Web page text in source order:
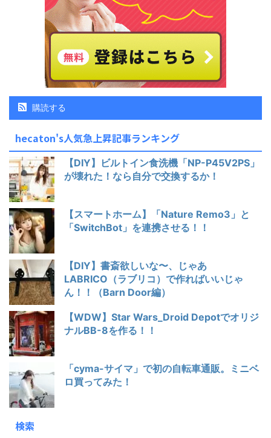
購読する
hecaton's人気急上昇記事ランキング
【DIY】ビルトイン食洗機「NP-P45V2PS」
が壊れた！なら自分で交換するか！
【スマートホーム】「Nature Remo3」と
「SwitchBot」を連携させる！！
【DIY】書斎欲しいな〜、じゃあ
LABRICO（ラブリコ）で作ればいいじゃ
ん！！（Barn Door編）
【WDW】Star Wars_Droid Depotでオリジ
ナルBB-8を作る！！
「cyma-サイマ」で初の自転車通販。ミニベ
ロ買ってみた！
検索